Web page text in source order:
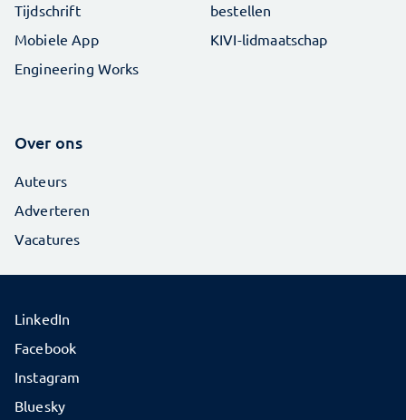
Tijdschrift
Mobiele App
Engineering Works
bestellen
KIVI-lidmaatschap
Over ons
Auteurs
Adverteren
Vacatures
LinkedIn
Facebook
Instagram
Bluesky